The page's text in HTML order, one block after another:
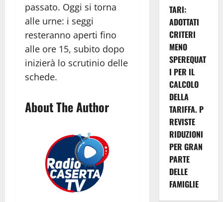
passato. Oggi si torna
alle urne: i seggi
resteranno aperti fino
alle ore 15, subito dopo
inizierà lo scrutinio delle
schede.
About The Author
TARI:
ADOTTATI
CRITERI
MENO
SPEREQUAT
I PER IL
CALCOLO
DELLA
TARIFFA. P
REVISTE
RIDUZIONI
PER GRAN
PARTE
DELLE
FAMIGLIE